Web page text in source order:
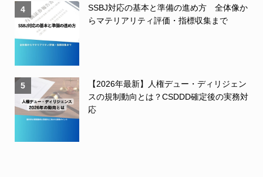
4
SSBJ対応の基本と準備の進め方 全体像か
らマテリアリティ評価・指標収集まで
5
【2026年最新】人権デュー・ディリジェン
スの規制動向とは？CSDDD確定後の実務対
応